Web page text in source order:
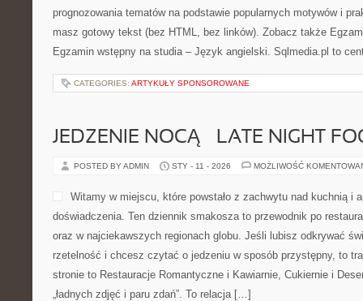
prognozowania tematów na podstawie popularnych motywów i
masz gotowy tekst (bez HTML, bez linków). Zobacz także
Egzamin wstępny na studia – Język angielski. Sqlmedia.pl to
CATEGORIES: ARTYKUŁY SPONSOROWANE
JEDZENIE NOCĄ – LATE NIGHT
POSTED BY ADMIN STY - 11 - 2026 MOŻLIWOŚĆ
Witamy w miejscu, które powstało z zachwytu nad kuchnią i
doświadczenia. Ten dziennik smakosza to przewodnik po
oraz w najciekawszych regionach globu. Jeśli lubisz odkrywać
rzetelność i chcesz czytać o jedzeniu w sposób przystępny, to
stronie to Restauracje Romantyczne i Kawiarnie, Cukiernie i
„ładnych zdjęć i paru zdań”. To relacja […]